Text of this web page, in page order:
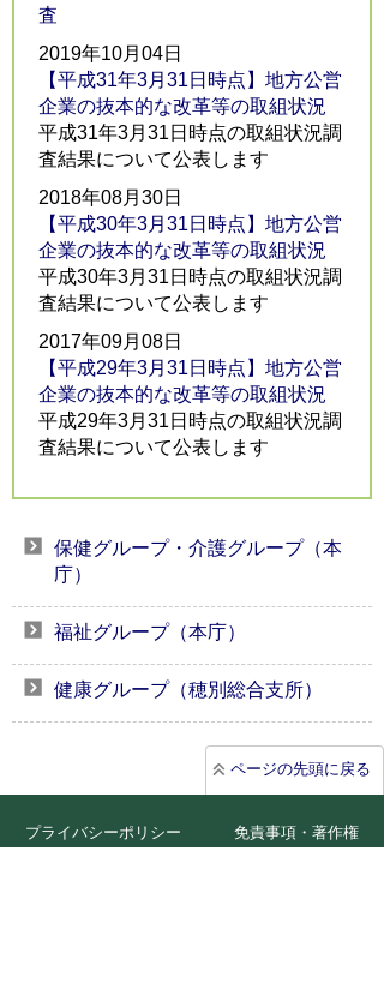
査
2019年10月04日
【平成31年3月31日時点】地方公営
企業の抜本的な改革等の取組状況
平成31年3月31日時点の取組状況調
査結果について公表します
2018年08月30日
【平成30年3月31日時点】地方公営
企業の抜本的な改革等の取組状況
平成30年3月31日時点の取組状況調
査結果について公表します
2017年09月08日
【平成29年3月31日時点】地方公営
企業の抜本的な改革等の取組状況
平成29年3月31日時点の取組状況調
査結果について公表します
保健グループ・介護グループ（本
庁）
福祉グループ（本庁）
健康グループ（穂別総合支所）
ページの先頭に戻る
プライバシーポリシー 免責事項・著作権